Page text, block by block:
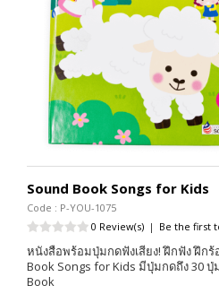
Sound Book Songs for Kids
Code : P-YOU-1075
0 Review(s) | Be the first
หนังสือพร้อมปุ่มกดฟังเสียง! ฝึกฟัง ฝึกร้
Book Songs for Kids มีปุ่มกดถึง 30
Book